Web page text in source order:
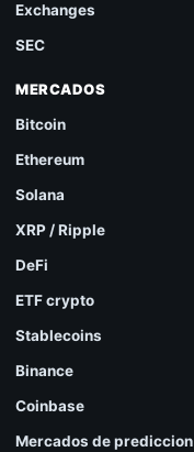
Exchanges
SEC
MERCADOS
Bitcoin
Ethereum
Solana
XRP / Ripple
DeFi
ETF crypto
Stablecoins
Binance
Coinbase
Mercados de prediccion